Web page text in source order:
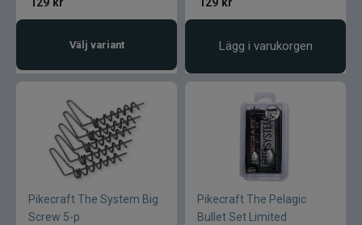
129 kr
Välj variant
129 kr
Lägg i varukorgen
Pikecraft The System Big
Screw 5-p
Pikecraft The Pelagic
Bullet Set Limited